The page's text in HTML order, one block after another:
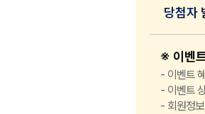
당첨자
※ 이벤
이벤트
이벤트
회원정